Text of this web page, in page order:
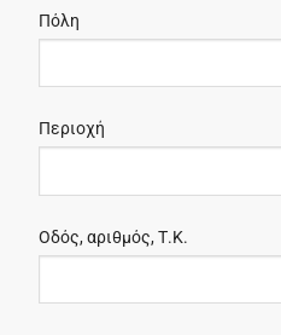
Πόλη
Περιοχή
Οδός, αριθμός, Τ.Κ.